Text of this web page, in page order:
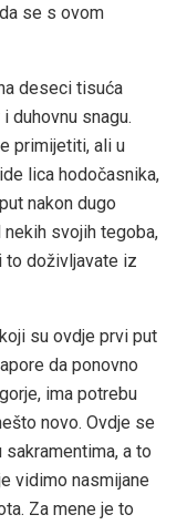
se s ovom
deseci tisuća
duhovnu snagu.
primijetiti, ali u
lica hodočasnika,
nakon dugo
svojih tegoba,
to doživljavate iz
su ovdje prvi put
da ponovno
ima potrebu
novo. Ovdje se
a to
vidimo nasmijane
Za mene je to